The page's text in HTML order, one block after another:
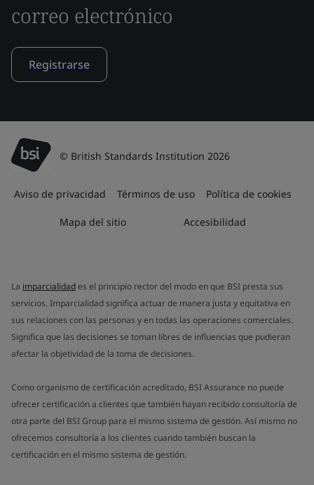
correo electrónico
Registrarse
© British Standards Institution 2026
Aviso de privacidad Términos de uso Política de cookies
Mapa del sitio Accesibilidad
La imparcialidades el principio rector del modo en que BSI presta sus
servicios. Imparcialidad significa actuar de manera justa y equitativa en
sus relaciones con las personas y en todas las operaciones comerciales.
Significa que las decisiones se toman libres de influencias que pudieran
afectar la objetividad de la toma de decisiones.
Como organismo de certificación acreditado, BSI Assurance no puede
ofrecer certificación a clientes que también hayan recibido consultoría de
otra parte del BSI Group para el mismo sistema de gestión. Así mismo no
ofrecemos consultoría a los clientes cuando también buscan la
certificación en el mismo sistema de gestión.